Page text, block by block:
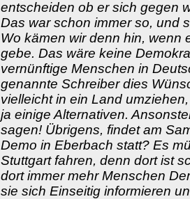
entscheiden ob er sich gegen
Das war schon immer so, und
Wo kämen wir denn hin, wenn
gebe. Das wäre keine
vernünftige Menschen in
genannte Schreiber dies
vielleicht in ein Land
ja einige Alternativen.
sagen! Übrigens, findet am
Demo in Eberbach statt? Es
Stuttgart fahren, denn dort ist
dort immer mehr Menschen
sie sich Einseitig informieren